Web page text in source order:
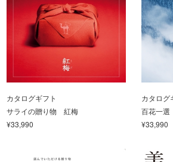
カタログギフト
サライの贈り物 紅梅
¥33,990
カタログ
百花一
¥33,990